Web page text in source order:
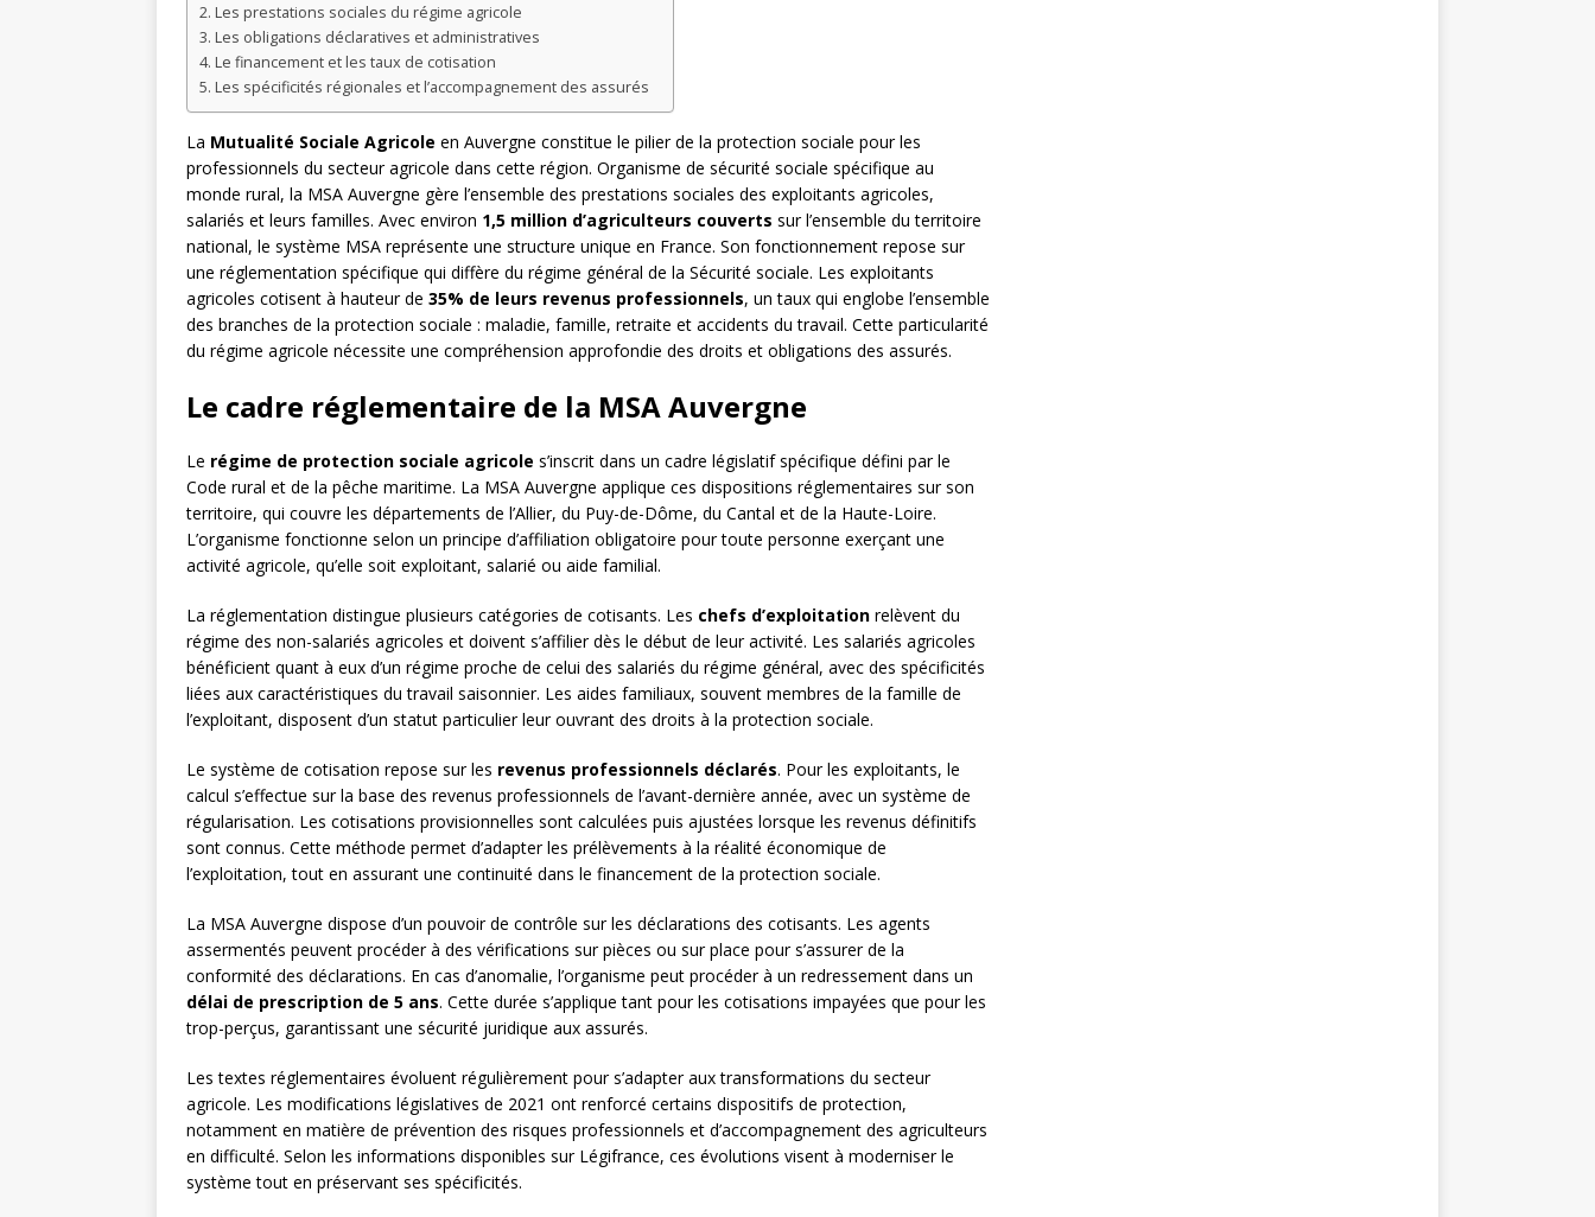
Les prestations sociales du régime agricole
Les obligations déclaratives et administratives
Le financement et les taux de cotisation
Les spécificités régionales et l’accompagnement des assurés
La Mutualité Sociale Agricole en Auvergne constitue le pilier de la protection sociale pour les
professionnels du secteur agricole dans cette région. Organisme de sécurité sociale spécifique au
monde rural, la MSA Auvergne gère l’ensemble des prestations sociales des exploitants agricoles,
salariés et leurs familles. Avec environ 1,5 million d’agriculteurs couverts sur l’ensemble du territoire
national, le système MSA représente une structure unique en France. Son fonctionnement repose sur
une réglementation spécifique qui diffère du régime général de la Sécurité sociale. Les exploitants
agricoles cotisent à hauteur de 35% de leurs revenus professionnels, un taux qui englobe l’ensemble
des branches de la protection sociale : maladie, famille, retraite et accidents du travail. Cette particularité
du régime agricole nécessite une compréhension approfondie des droits et obligations des assurés.
Le cadre réglementaire de la MSA Auvergne
Le régime de protection sociale agricole s’inscrit dans un cadre législatif spécifique défini par le
Code rural et de la pêche maritime. La MSA Auvergne applique ces dispositions réglementaires sur son
territoire, qui couvre les départements de l’Allier, du Puy-de-Dôme, du Cantal et de la Haute-Loire.
L’organisme fonctionne selon un principe d’affiliation obligatoire pour toute personne exerçant une
activité agricole, qu’elle soit exploitant, salarié ou aide familial.
La réglementation distingue plusieurs catégories de cotisants. Les chefs d’exploitation relèvent du
régime des non-salariés agricoles et doivent s’affilier dès le début de leur activité. Les salariés agricoles
bénéficient quant à eux d’un régime proche de celui des salariés du régime général, avec des spécificités
liées aux caractéristiques du travail saisonnier. Les aides familiaux, souvent membres de la famille de
l’exploitant, disposent d’un statut particulier leur ouvrant des droits à la protection sociale.
Le système de cotisation repose sur les revenus professionnels déclarés. Pour les exploitants, le
calcul s’effectue sur la base des revenus professionnels de l’avant-dernière année, avec un système de
régularisation. Les cotisations provisionnelles sont calculées puis ajustées lorsque les revenus définitifs
sont connus. Cette méthode permet d’adapter les prélèvements à la réalité économique de
l’exploitation, tout en assurant une continuité dans le financement de la protection sociale.
La MSA Auvergne dispose d’un pouvoir de contrôle sur les déclarations des cotisants. Les agents
assermentés peuvent procéder à des vérifications sur pièces ou sur place pour s’assurer de la
conformité des déclarations. En cas d’anomalie, l’organisme peut procéder à un redressement dans un
délai de prescription de 5 ans. Cette durée s’applique tant pour les cotisations impayées que pour les
trop-perçus, garantissant une sécurité juridique aux assurés.
Les textes réglementaires évoluent régulièrement pour s’adapter aux transformations du secteur
agricole. Les modifications législatives de 2021 ont renforcé certains dispositifs de protection,
notamment en matière de prévention des risques professionnels et d’accompagnement des agriculteurs
en difficulté. Selon les informations disponibles sur Légifrance, ces évolutions visent à moderniser le
système tout en préservant ses spécificités.